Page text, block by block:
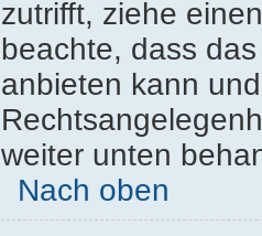
zutrifft, ziehe
beachte, dass
anbieten kann
weiter unten
Nach oben